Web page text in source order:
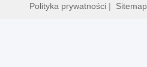
Polityka prywatności | Sitemap